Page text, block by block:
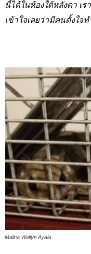
นี้ได้ในห้องใต้หลังคา เ
เข้าใจเลยว่ามีคนตั้งใจ
Malina Wallyn Ayala